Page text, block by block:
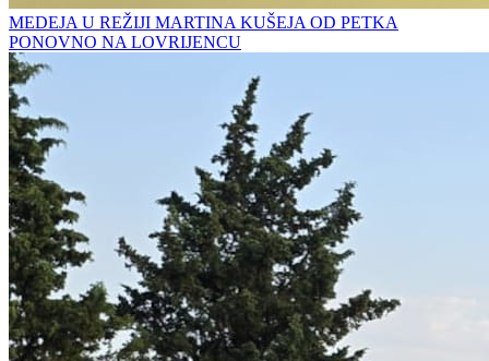
MEDEJA U REŽIJI MARTINA KUŠEJA OD PETKA
PONOVNO NA LOVRIJENCU